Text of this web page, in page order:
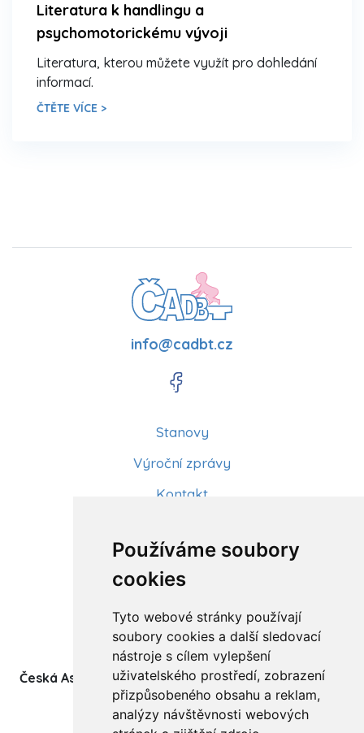
Používáme soubory
cookies
Tyto webové stránky používají
soubory cookies a další sledovací
nástroje s cílem vylepšení
uživatelského prostředí, zobrazení
přizpůsobeného obsahu a reklam,
analýzy návštěvnosti webových
Literatura k handlingu a
psychomotorickému vývoji
Literatura, kterou můžete využít pro dohledání
informací.
ČTĚTE VÍCE >
info@cadbt.cz
Stanovy
Výroční zprávy
Kontakt
Články
Kurzy a workshopy
Sídlo ČADBT
Česká Asociace Dětských Bobath Terapeutů spolek
(z.s.)
Ukrajinská 1534